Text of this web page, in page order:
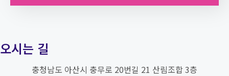
오시는 길
충청남도 아산시 충무로 20번길 21 산림조합 3층